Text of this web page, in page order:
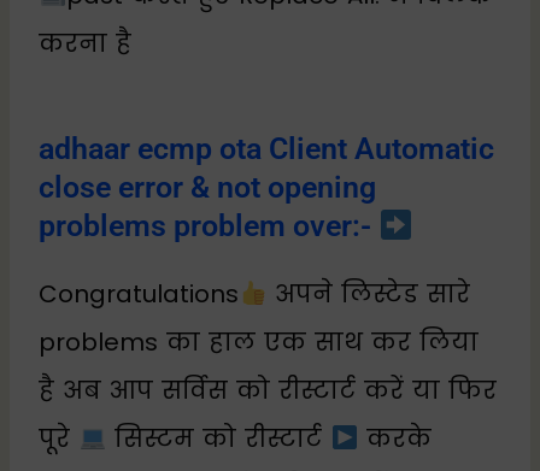
करना है
adhaar ecmp ota Client Automatic
close error & not opening
problems problem over:-
Congratulations
अपने लिस्टेड सारे
problems का हाल एक साथ कर लिया
है अब आप सर्विस को रीस्टार्ट करें या फिर
पूरे
सिस्टम को रीस्टार्ट
करके